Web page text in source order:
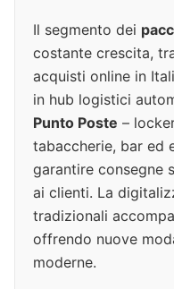
Il segmento dei
costante crescita,
acquisti online in
in hub logistici
Punto Poste –
tabaccherie, bar ed
garantire consegne
ai clienti. La
tradizionali
offrendo nuove
moderne.